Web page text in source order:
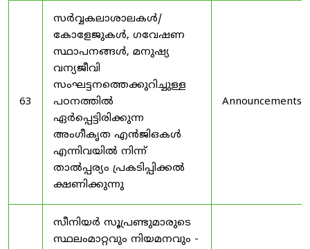
63
സർവ്വകലാശാലകൾ/
കോളേജുകൾ, ഗവേഷണ
സ്ഥാപനങ്ങൾ, മനുഷ്യ
വന്യജീവി
സംഘട്ടനത്തെക്കുറിച്ചുള്ള
പഠനത്തിൽ
ഏർപ്പെട്ടിരിക്കുന്ന
അംഗീകൃത എൻജിഒകൾ
എന്നിവയിൽ നിന്ന്
താൽപ്പര്യം പ്രകടിപ്പിക്കൽ
ക്ഷണിക്കുന്നു
Announcements
സീനിയർ സൂപ്രണ്ടുമാരുടെ
സ്ഥലംമാറ്റവും നിയമനവും -